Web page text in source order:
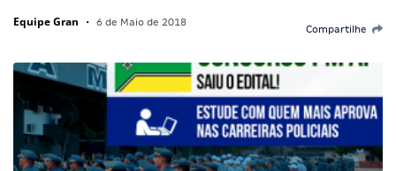
Equipe Gran • 6 de Maio de 2018
Compartilhe